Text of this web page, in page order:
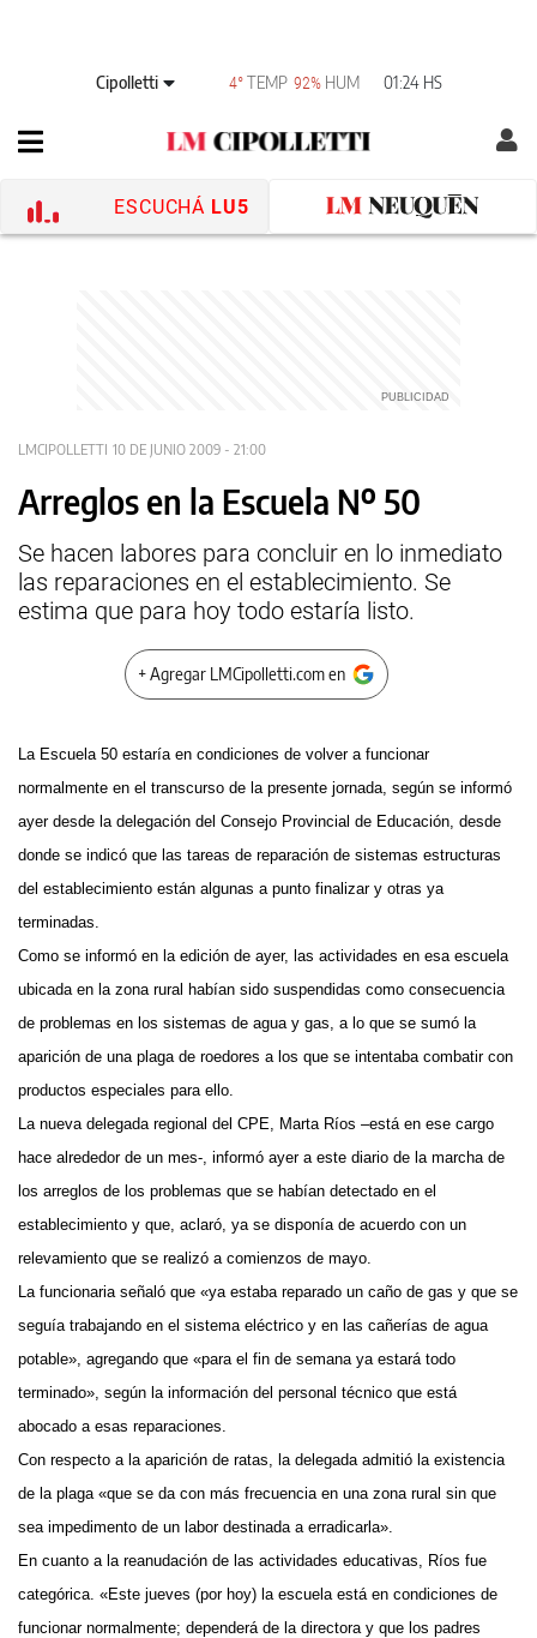
Cipolletti 4° TEMP 92% HUM 01:24 HS
ESCUCHÁ LU5
LMCIPOLLETTI 10 DE JUNIO 2009 - 21:00
Arreglos en la Escuela Nº 50
Se hacen labores para concluir en lo inmediato
las reparaciones en el establecimiento. Se
estima que para hoy todo estaría listo.
+ Agregar LMCipolletti.com en
La Escuela 50 estaría en condiciones de volver a funcionar
normalmente en el transcurso de la presente jornada, según se informó
ayer desde la delegación del Consejo Provincial de Educación, desde
donde se indicó que las tareas de reparación de sistemas estructuras
del establecimiento están algunas a punto finalizar y otras ya
terminadas.
Como se informó en la edición de ayer, las actividades en esa escuela
ubicada en la zona rural habían sido suspendidas como consecuencia
de problemas en los sistemas de agua y gas, a lo que se sumó la
aparición de una plaga de roedores a los que se intentaba combatir con
productos especiales para ello.
La nueva delegada regional del CPE, Marta Ríos –está en ese cargo
hace alrededor de un mes-, informó ayer a este diario de la marcha de
los arreglos de los problemas que se habían detectado en el
establecimiento y que, aclaró, ya se disponía de acuerdo con un
relevamiento que se realizó a comienzos de mayo.
La funcionaria señaló que «ya estaba reparado un caño de gas y que se
seguía trabajando en el sistema eléctrico y en las cañerías de agua
potable», agregando que «para el fin de semana ya estará todo
terminado», según la información del personal técnico que está
abocado a esas reparaciones.
Con respecto a la aparición de ratas, la delegada admitió la existencia
de la plaga «que se da con más frecuencia en una zona rural sin que
sea impedimento de un labor destinada a erradicarla».
En cuanto a la reanudación de las actividades educativas, Ríos fue
categórica. «Este jueves (por hoy) la escuela está en condiciones de
funcionar normalmente; dependerá de la directora y que los padres